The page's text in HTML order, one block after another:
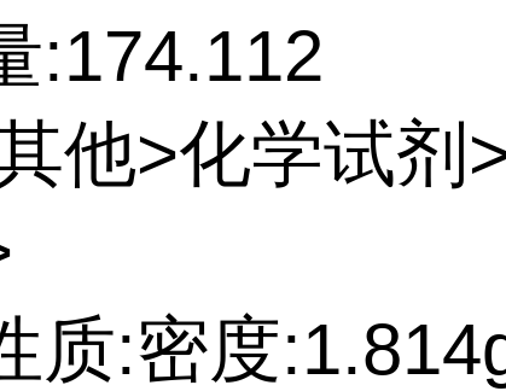
:174.112
他>化学试剂
质:密度